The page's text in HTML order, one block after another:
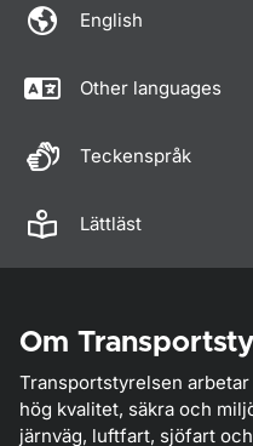
English
Other languages
Teckenspråk
Lättläst
Om
Transportstyrelsen
hög kvalitet, säkra och
järnväg, luftfart, sjöfart